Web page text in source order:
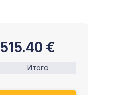
515.40 €
Итого